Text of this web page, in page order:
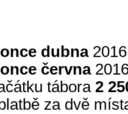
dubna
června
tábora 2
za dvě